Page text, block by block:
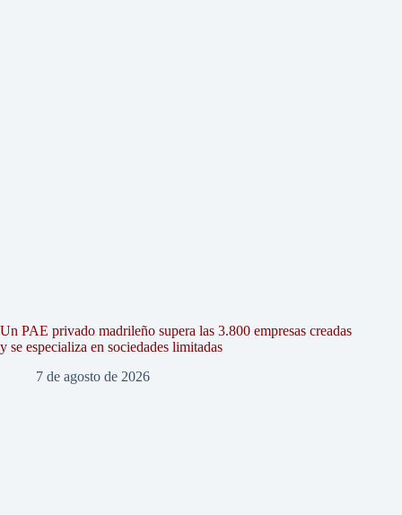
Un PAE privado madrileño supera las 3.800 empresas creadas
y se especializa en sociedades limitadas
7 de agosto de 2026